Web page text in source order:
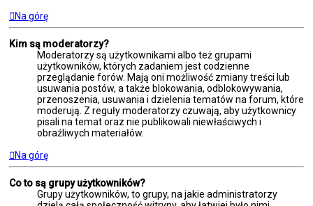
Na górę
Kim są moderatorzy?
Moderatorzy są użytkownikami albo też grupami
użytkowników, których zadaniem jest codzienne
przeglądanie forów. Mają oni możliwość zmiany treści lub
usuwania postów, a także blokowania, odblokowywania,
przenoszenia, usuwania i dzielenia tematów na forum, które
moderują. Z reguły moderatorzy czuwają, aby użytkownicy
pisali na temat oraz nie publikowali niewłaściwych i
obraźliwych materiałów.
Na górę
Co to są grupy użytkowników?
Grupy użytkowników, to grupy, na jakie administratorzy